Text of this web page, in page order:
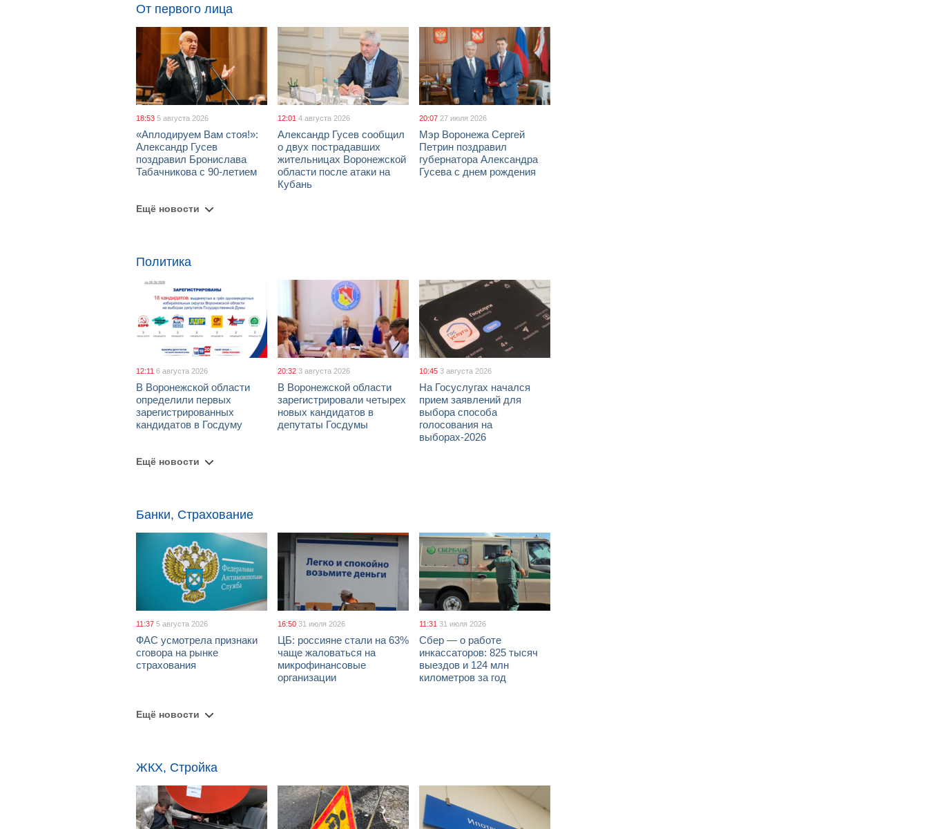
От первого лица
18:53 5 августа 2026
«Аплодируем Вам стоя!»:
Александр Гусев
поздравил Бронислава
Табачникова с 90-летием
12:01 4 августа 2026
Александр Гусев сообщил
о двух пострадавших
жительницах Воронежской
области после атаки на
Кубань
20:07 27 июля 2026
Мэр Воронежа Сергей
Петрин поздравил
губернатора Александра
Гусева с днем рождения
Ещё новости
Политика
12:11 6 августа 2026
В Воронежской области
определили первых
зарегистрированных
кандидатов в Госдуму
20:32 3 августа 2026
В Воронежской области
зарегистрировали четырех
новых кандидатов в
депутаты Госдумы
10:45 3 августа 2026
На Госуслугах начался
прием заявлений для
выбора способа
голосования на
выборах-2026
Ещё новости
Банки, Страхование
11:37 5 августа 2026
ФАС усмотрела признаки
сговора на рынке
страхования
16:50 31 июля 2026
ЦБ: россияне стали на 63%
чаще жаловаться на
микрофинансовые
организации
11:31 31 июля 2026
Сбер — о работе
инкассаторов: 825 тысяч
выездов и 124 млн
километров за год
Ещё новости
ЖКХ, Стройка